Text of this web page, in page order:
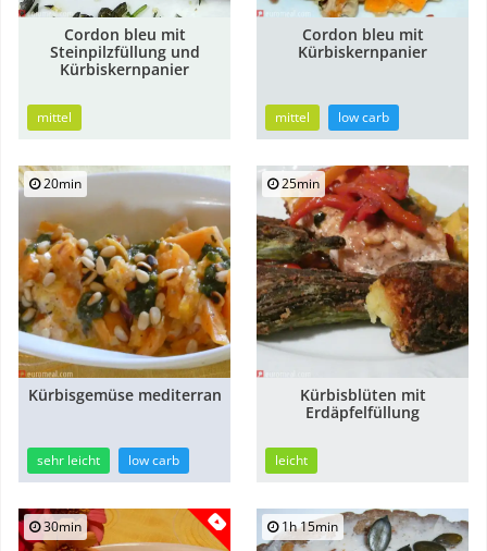
Cordon bleu mit
Steinpilzfüllung und
Kürbiskernpanier
mittel
Cordon bleu mit
Kürbiskernpanier
mittel low carb
20min
Kürbisgemüse mediterran
sehr leicht low carb
25min
Kürbisblüten mit
Erdäpfelfüllung
leicht
30min 1h 15min